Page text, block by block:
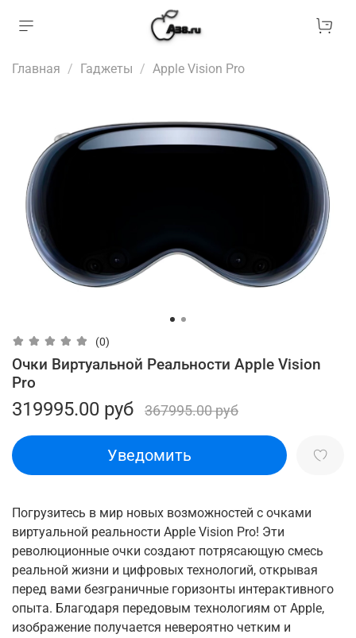
Главная Гаджеты Apple Vision Pro
(0)
Очки Виртуальной Реальности Apple Vision
Pro
319995.00 руб 367995.00 руб
Уведомить
Погрузитесь в мир новых возможностей с очками
виртуальной реальности Apple Vision Pro! Эти
революционные очки создают потрясающую смесь
реальной жизни и цифровых технологий, открывая
перед вами безграничные горизонты интерактивного
опыта. Благодаря передовым технологиям от Apple,
изображение получается невероятно четким и